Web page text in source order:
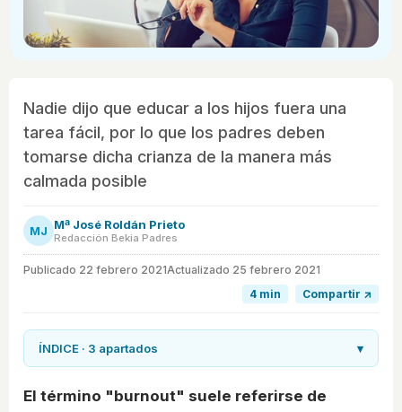
Nadie dijo que educar a los hijos fuera una
tarea fácil, por lo que los padres deben
tomarse dicha crianza de la manera más
calmada posible
MJ Mª José Roldán Prieto
Redacción Bekia Padres
Publicado 22 febrero 2021Actualizado 25 febrero 2021
4 min
Compartir ↗
ÍNDICE · 3 apartados ▾
El término "burnout" suele referirse de